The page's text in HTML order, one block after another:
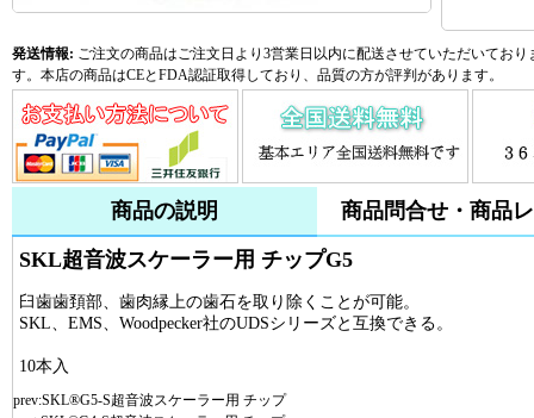
発送情報: ご注文の商品はご注文日より3営業日以内に配送させていただいてお
す。本店の商品はCEとFDA認証取得しており、品質の方が評判があります。
商品の説明 商品問合せ・商品
SKL超音波スケーラー用 チップG5
臼歯歯頚部、歯肉縁上の歯石を取り除くことが可能。
SKL、EMS、Woodpecker社のUDSシリーズと互換できる。
10本入
prev:SKL®G5-S超音波スケーラー用 チップ